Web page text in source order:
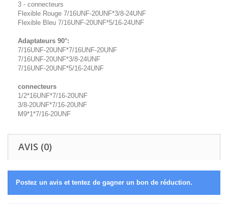
3 - connecteurs
Flexible Rouge 7/16UNF-20UNF*3/8-24UNF
Flexible Bleu 7/16UNF-20UNF*5/16-24UNF
Adaptateurs 90°:
7/16UNF-20UNF*7/16UNF-20UNF
7/16UNF-20UNF*3/8-24UNF
7/16UNF-20UNF*5/16-24UNF
connecteurs
1/2*16UNF*7/16-20UNF
3/8-20UNF*7/16-20UNF
M9*1*7/16-20UNF
AVIS (0)
Postez un avis et tentez de gagner un bon de réduction.